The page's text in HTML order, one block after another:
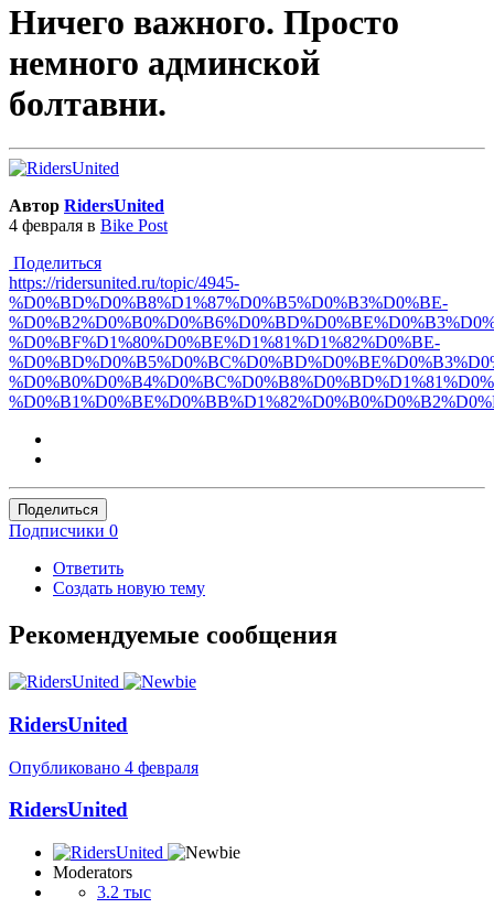
Ничего важного. Просто
немного админской
болтавни.
Автор RidersUnited
4 февраля в Bike Post
Поделиться
https://ridersunited.ru/topic/4945-
%D0%BD%D0%B8%D1%87%D0%B5%D0%B3%D0%BE-
%D0%BF%D1%80%D0%BE%D1%81%D1%82%D0%BE-
Поделиться
Подписчики 0
Ответить
Создать новую тему
Рекомендуемые сообщения
RidersUnited
Опубликовано 4 февраля
RidersUnited
Moderators
3.2 тыс